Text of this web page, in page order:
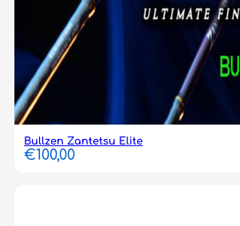
Bullzen Zantetsu Elite
€100,00